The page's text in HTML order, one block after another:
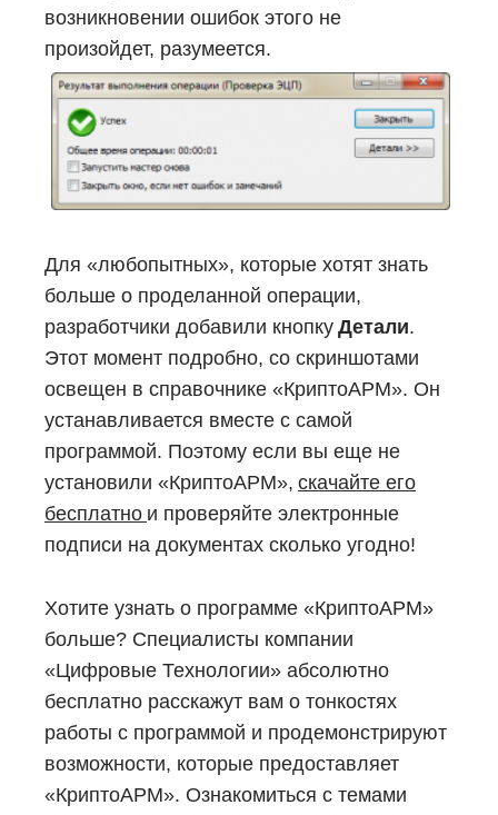
возникновении ошибок этого не
произойдет, разумеется.
Для «любопытных», которые хотят знать
больше о проделанной операции,
разработчики добавили кнопку Детали.
Этот момент подробно, со скриншотами
освещен в справочнике «КриптоАРМ». Он
устанавливается вместе с самой
программой. Поэтому если вы еще не
установили «КриптоАРМ», скачайте его
бесплатно и проверяйте электронные
подписи на документах сколько угодно!
Хотите узнать о программе «КриптоАРМ»
больше? Специалисты компании
«Цифровые Технологии» абсолютно
бесплатно расскажут вам о тонкостях
работы с программой и продемонстрируют
возможности, которые предоставляет
«КриптоАРМ». Ознакомиться с темами